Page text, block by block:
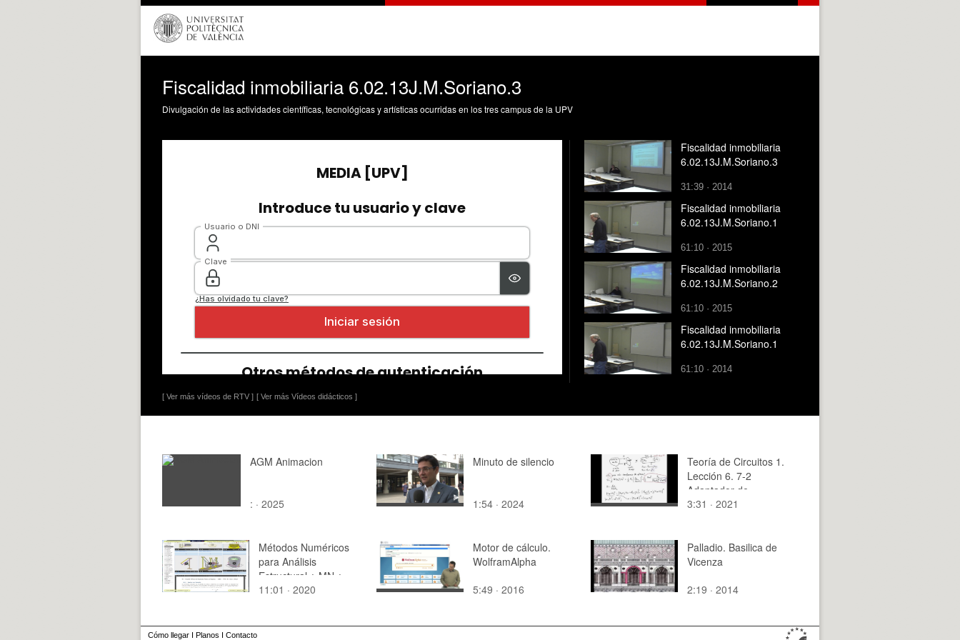
Fiscalidad inmobiliaria 6.02.13J.M.Soriano.3
Divulgación de las actividades científicas, tecnológicas y artísticas ocurridas en los tres campus de la UPV
[ Ver más vídeos de RTV ] [ Ver más Vídeos didácticos ]
Fiscalidad inmobiliaria
6.02.13J.M.Soriano.3
31:39 · 2014
Fiscalidad inmobiliaria
6.02.13J.M.Soriano.1
61:10 · 2015
Fiscalidad inmobiliaria
6.02.13J.M.Soriano.2
61:10 · 2015
Fiscalidad inmobiliaria
6.02.13J.M.Soriano.1
61:10 · 2014
AGM Animacion
: · 2025
Minuto de silencio
1:54 · 2024
Teoría de Circuitos 1.
Lección 6. 7-2
Adaptador de
impedancias
3:31 · 2021
Métodos Numéricos
para Análisis
Estructural ¿ MN ¿
2020 ¿ Clase 12 ¿
11:01 · 2020
Motor de cálculo.
WolframAlpha
5:49 · 2016
Palladio. Basilica de
Vicenza
2:19 · 2014
Cómo llegar I Planos I Contacto